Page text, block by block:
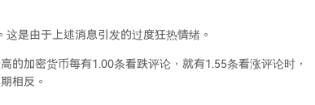
是由于上述消息引发的过度狂热情绪。
的加密货币每有1.00条看跌评论，就有1.55条看涨评论时，
相反。